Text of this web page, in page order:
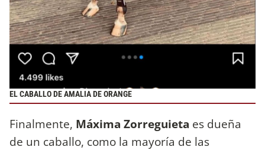
EL CABALLO DE AMALIA DE ORANGE
Finalmente, Máxima Zorreguieta es dueña
de un caballo, como la mayoría de las